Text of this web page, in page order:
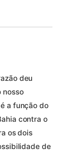
deu
nosso
a função do
contra o
os dois
de